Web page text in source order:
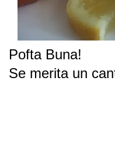
Pofta Buna!
Se merita un